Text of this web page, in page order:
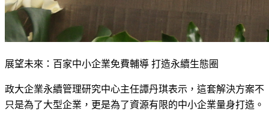
展望未來：百家中小企業免費輔導 打造永續生態圈
政大企業永續管理研究中心主任譚丹琪表示，這套解決方案不
只是為了大型企業，更是為了資源有限的中小企業量身打造。